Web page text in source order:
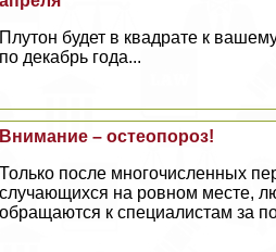
Плутон будет в квадрате к
по декабрь года...
Внимание – остеопороз!
Только после многочисленных
случающихся на ровном месте,
обращаются к специалистам за